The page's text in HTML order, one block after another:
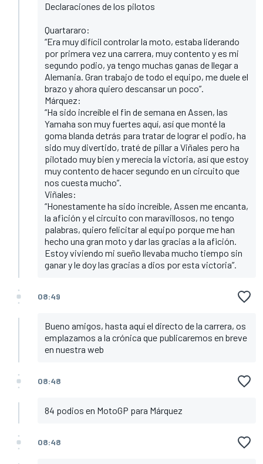
Declaraciones de los pilotos
Quartararo:
“Era muy difícil controlar la moto, estaba liderando
por primera vez una carrera, muy contento y es mi
segundo podio, ya tengo muchas ganas de llegar a
Alemania. Gran trabajo de todo el equipo, me duele el
brazo y ahora quiero descansar un poco”.
Márquez:
“Ha sido increíble el fin de semana en Assen, las
Yamaha son muy fuertes aquí, así que monté la
goma blanda detrás para tratar de lograr el podio, ha
sido muy divertido, traté de pillar a Viñales pero ha
pilotado muy bien y merecía la victoria, así que estoy
muy contento de hacer segundo en un circuito que
nos cuesta mucho”.
Viñales:
“Honestamente ha sido increíble, Assen me encanta,
la afición y el circuito con maravillosos, no tengo
palabras, quiero felicitar al equipo porque me han
hecho una gran moto y dar las gracias a la afición.
Estoy viviendo mi sueño llevaba mucho tiempo sin
ganar y le doy las gracias a dios por esta victoria”.
08:49
Bueno amigos, hasta aquí el directo de la carrera, os
emplazamos a la crónica que publicaremos en breve
en nuestra web
08:48
84 podios en MotoGP para Márquez
08:48